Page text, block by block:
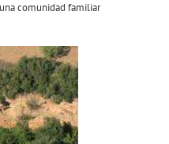
comunidad familiar